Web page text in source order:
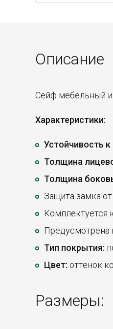
Описание
Сейф мебельный и
Характеристики:
Устойчивость к
Толщина
Толщина
Защита замка
Комплектуется
Предусмотрена
Тип покрытия:
Цвет: оттенок
Размеры: